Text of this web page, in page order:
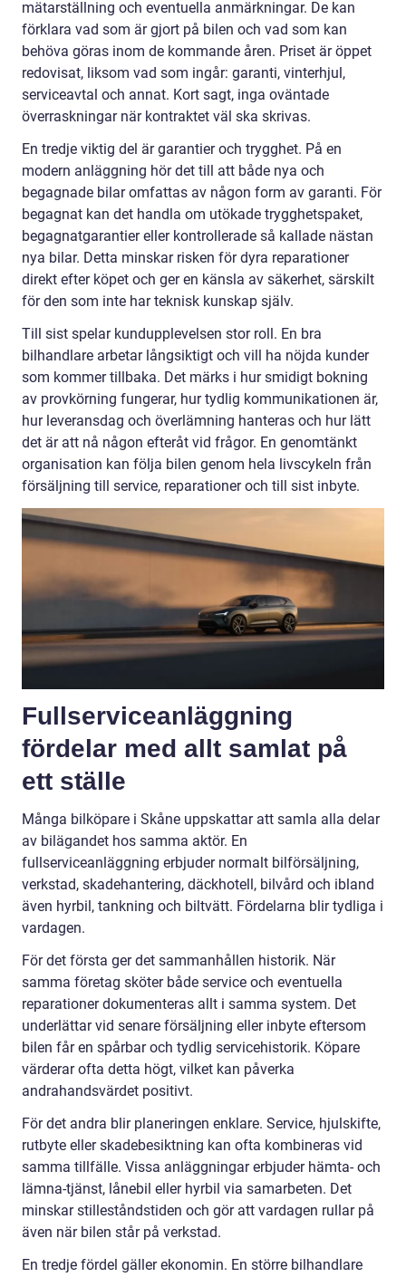
mätarställning och eventuella anmärkningar. De kan
förklara vad som är gjort på bilen och vad som kan
behöva göras inom de kommande åren. Priset är öppet
redovisat, liksom vad som ingår: garanti, vinterhjul,
serviceavtal och annat. Kort sagt, inga oväntade
överraskningar när kontraktet väl ska skrivas.
En tredje viktig del är garantier och trygghet. På en
modern anläggning hör det till att både nya och
begagnade bilar omfattas av någon form av garanti. För
begagnat kan det handla om utökade trygghetspaket,
begagnatgarantier eller kontrollerade så kallade nästan
nya bilar. Detta minskar risken för dyra reparationer
direkt efter köpet och ger en känsla av säkerhet, särskilt
för den som inte har teknisk kunskap själv.
Till sist spelar kundupplevelsen stor roll. En bra
bilhandlare arbetar långsiktigt och vill ha nöjda kunder
som kommer tillbaka. Det märks i hur smidigt bokning
av provkörning fungerar, hur tydlig kommunikationen är,
hur leveransdag och överlämning hanteras och hur lätt
det är att nå någon efteråt vid frågor. En genomtänkt
organisation kan följa bilen genom hela livscykeln från
försäljning till service, reparationer och till sist inbyte.
Fullserviceanläggning
fördelar med allt samlat på
ett ställe
Många bilköpare i Skåne uppskattar att samla alla delar
av bilägandet hos samma aktör. En
fullserviceanläggning erbjuder normalt bilförsäljning,
verkstad, skadehantering, däckhotell, bilvård och ibland
även hyrbil, tankning och biltvätt. Fördelarna blir tydliga i
vardagen.
För det första ger det sammanhållen historik. När
samma företag sköter både service och eventuella
reparationer dokumenteras allt i samma system. Det
underlättar vid senare försäljning eller inbyte eftersom
bilen får en spårbar och tydlig servicehistorik. Köpare
värderar ofta detta högt, vilket kan påverka
andrahandsvärdet positivt.
För det andra blir planeringen enklare. Service, hjulskifte,
rutbyte eller skadebesiktning kan ofta kombineras vid
samma tillfälle. Vissa anläggningar erbjuder hämta- och
lämna-tjänst, lånebil eller hyrbil via samarbeten. Det
minskar stilleståndstiden och gör att vardagen rullar på
även när bilen står på verkstad.
En tredje fördel gäller ekonomin. En större bilhandlare